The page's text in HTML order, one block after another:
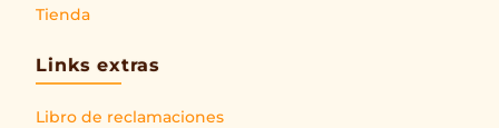
Tienda
Links extras
Libro de reclamaciones